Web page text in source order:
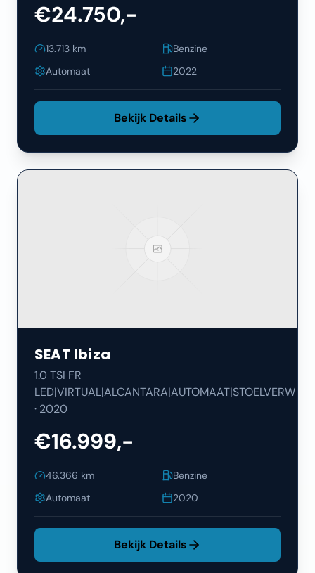
€24.750,-
13.713 km
Benzine
Automaat
2022
Bekijk Details
SEAT Ibiza
1.0 TSI FR
LED|VIRTUAL|ALCANTARA|AUTOMAAT|STOELVERW
· 2020
€16.999,-
46.366 km
Benzine
Automaat
2020
Bekijk Details